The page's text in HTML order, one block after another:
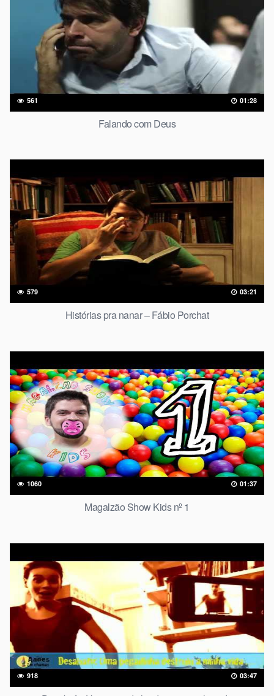
561 01:28
Falando com Deus
579 03:21
Histórias pra nanar – Fábio Porchat
1060 01:37
Magalzão Show Kids nº 1
918 03:47